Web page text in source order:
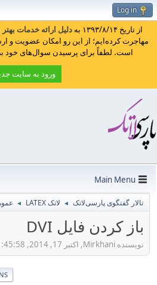
Log in
از تاریخ ۱۳۹۳/۸/۱۴ به دلیل ارائه خدمات بهتر
مهاجرت کرده‌ایم؛ از این رو امکان عضویت و
است. لطفاً برای پرسیدن سوال‌های خود
ورود به سایت
Main Menu
تالار گفتگوی پارسی‌لاتک ◄ لاتک LATEX ◄
باز کردن فایل DVI
نویسنده Mirkhani, اکتبر 17, 2014, 01:45:58 قبل از ظهر